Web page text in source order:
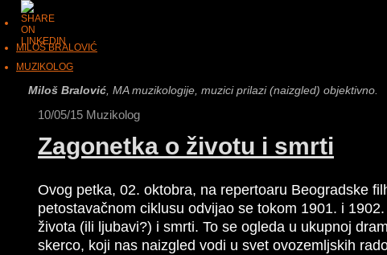
MILOŠ BRALOVIĆ
MUZIKOLOG
Miloš Bralović , MA muzikologije, muzici prilazi (naizgled) objektivno.
10/05/15 Muzikolog
Zagonetka o životu i smrti
Ovog petka, 02. oktobra, na repertoaru Beogradske
petostavačnom ciklusu odvijao se tokom 1901. i
života (ili lјubavi?) i smrti. To se ogleda u ukupnoj
skerco, koji nas naizgled vodi u svet ovozemlјskih